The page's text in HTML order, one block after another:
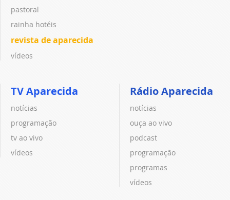
pastoral
rainha hotéis
revista de aparecida
vídeos
TV Aparecida
notícias
programação
tv ao vivo
vídeos
Rádio Aparecida
notícias
ouça ao vivo
podcast
programação
programas
vídeos